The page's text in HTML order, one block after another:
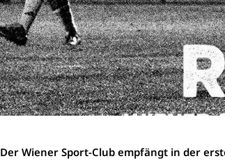
Der Wiener Sport-Club empfängt in der